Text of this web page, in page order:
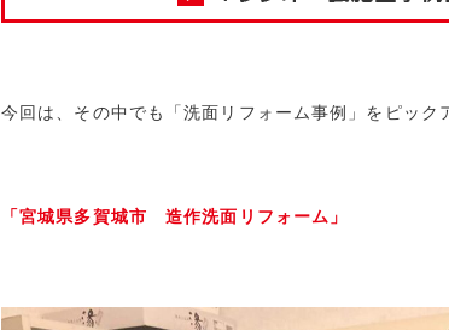
今回は、その中でも「洗面リフォーム事例」をピック
「宮城県多賀城市 造作洗面リフォーム」